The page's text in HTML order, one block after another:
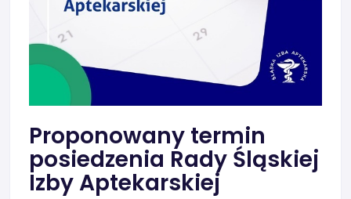
Proponowany termin
posiedzenia Rady Śląskiej
Izby Aptekarskiej